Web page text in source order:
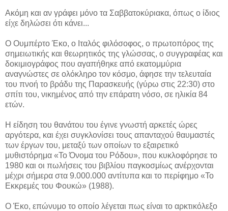
Ακόμη και αν γράφει μόνο τα Σαββατοκύριακα, όπως ο ίδιος
είχε δηλώσει ότι κάνει...
Ο Ουμπέρτο Έκο, ο Ιταλός φιλόσοφος, ο πρωτοπόρος της
σημειωτικής και θεωρητικός της γλώσσας, ο συγγραφέας και
δοκιμιογράφος που αγαπήθηκε από εκατομμύρια
αναγνώστες σε ολόκληρο τον κόσμο, άφησε την τελευταία
του πνοή το βράδυ της Παρασκευής (γύρω στις 22:30) στο
σπίτι του, νικημένος από την επάρατη νόσο, σε ηλικία 84
ετών.
Η είδηση του θανάτου του έγινε γνωστή αρκετές ώρες
αργότερα, και έχει συγκλονίσει τους απανταχού θαυμαστές
των έργων του, μεταξύ των οποίων το εξαιρετικό
μυθιστόρημα «Το Όνομα του Ρόδου», που κυκλοφόρησε το
1980 και οι πωλήσεις του βιβλίου παγκοσμίως ανέρχονται
μέχρι σήμερα στα 9.000.000 αντίτυπα και το περίφημο «Το
Εκκρεμές του Φουκώ» (1988).
Ο Έκο, επώνυμο το οποίο λέγεται πως είναι το αρκτικόλεξο